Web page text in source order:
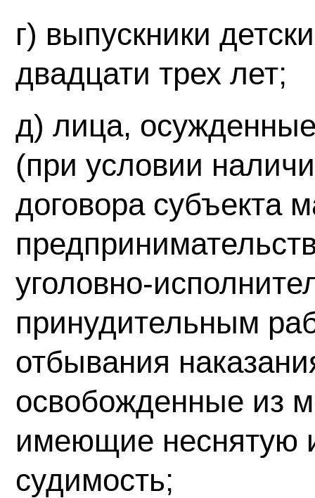
г) выпускники
двадцати трех лет;
д) лица,
(при условии
договора субъекта
уголовно-
принудительным
отбывания
освобожденные из
имеющие неснятую
судимость;